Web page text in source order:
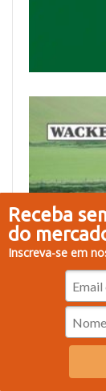
Receba
do
Inscreva-se em